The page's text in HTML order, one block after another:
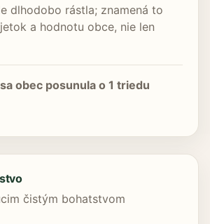
dlhodobo rástla; znamená to
a hodnotu obce, nie len
obec posunula o 1 triedu
čistým bohatstvom